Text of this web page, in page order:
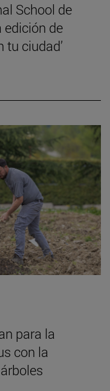
School de
de
tu ciudad’
para la
con la